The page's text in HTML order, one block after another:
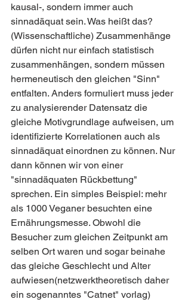
kausal-, sondern immer auch
sinnadäquat sein. Was heißt das?
(Wissenschaftliche) Zusammenhänge
dürfen nicht nur einfach statistisch
zusammenhängen, sondern müssen
hermeneutisch den gleichen "Sinn"
entfalten. Anders formuliert muss jeder
zu analysierender Datensatz die
gleiche Motivgrundlage aufweisen, um
identifizierte Korrelationen auch als
sinnadäquat einordnen zu können. Nur
dann können wir von einer
"sinnadäquaten Rückbettung"
sprechen. Ein simples Beispiel: mehr
als 1000 Veganer besuchten eine
Ernährungsmesse. Obwohl die
Besucher zum gleichen Zeitpunkt am
selben Ort waren und sogar beinahe
das gleiche Geschlecht und Alter
aufwiesen(netzwerktheoretisch daher
ein sogenanntes "Catnet" vorlag)